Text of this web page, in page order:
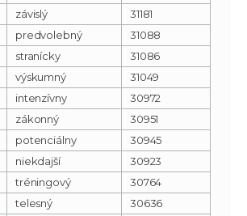
závislý
31181
predvolebný
31088
stranícky
31086
výskumný
31049
intenzívny
30972
zákonný
30951
potenciálny
30945
niekdajší
30923
tréningový
30764
telesný
30636